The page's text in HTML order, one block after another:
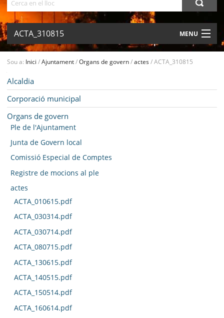
ACTA_310815 MENU
MUNICIPI
SEU ELECTRÒNICA
BELL-LLOC SOLUCIONA
Sou a: Inici /Ajuntament/Organs de govern/actes/ACTA_310815
Alcaldia
Corporació municipal
Organs de govern
Ple de l'Ajuntament
Junta de Govern local
Comissió Especial de Comptes
Registre de mocions al ple
actes
ACTA_010615.pdf
ACTA_030314.pdf
ACTA_030714.pdf
ACTA_080715.pdf
ACTA_130615.pdf
ACTA_140515.pdf
ACTA_150514.pdf
ACTA_160614.pdf